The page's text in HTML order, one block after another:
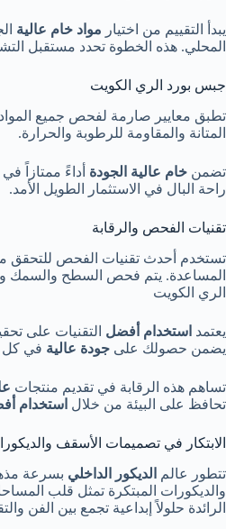
يبدأ التقييم من اختيار مواد خام عالية
المحلي. هذه الخطوة تحدد مستقبل
جبس بورد الري الكويت
تطبق معايير صارمة لفحص جميع المواد
المتانة والمقاومة للرطوبة والحرارة.
تضمن خام عالية الجودة أداءً ممتازاً
راحة البال في الاستثمار الطويل الأمد.
تقنيات الفحص والرقابة
تستخدم أحدث تقنيات الفحص للتحقق من
المساعدة. يتم فحص السطح والسمك
الري الكويت
يعتمد استخدام أفضل التقنيات على
يضمن حصولك على جودة عالية في كل
تساهم هذه الرقابة في تقديم منتجات
تحافظ على البيئة من خلال استخدام
الابتكار في تصميمات الأسقف
تتطور عالم
الديكور الداخلي بسرعة
والديكورات المبتكرة تمثل قلب
الرائدة حلولاً إبداعية تجمع بين الفن